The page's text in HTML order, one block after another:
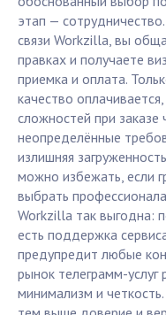
этап —
связи Workzilla, вы
правках и получаете
приемка и оплата.
качество
сложностей при заказе
неопределённые
излишняя
можно избежать, если
выбрать
Workzilla так выгодна:
есть поддержка
предупредит любые
рынок телеграмм-услуг
минимализм и